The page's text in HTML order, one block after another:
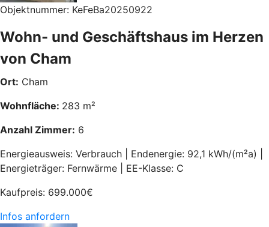
Objektnummer: KeFeBa20250922
Wohn- und Geschäftshaus im Herzen
von Cham
Ort: Cham
Wohnfläche: 283 m²
Anzahl Zimmer: 6
Energieausweis: Verbrauch | Endenergie: 92,1 kWh/(m²a) |
Energieträger: Fernwärme | EE-Klasse: C
Kaufpreis: 699.000€
Infos anfordern